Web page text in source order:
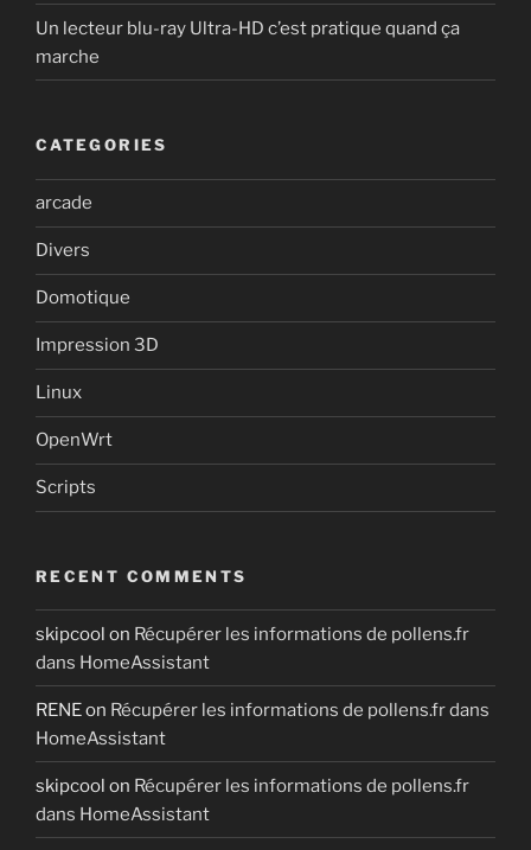
Un lecteur blu-ray Ultra-HD c’est pratique quand ça
marche
CATEGORIES
arcade
Divers
Domotique
Impression 3D
Linux
OpenWrt
Scripts
RECENT COMMENTS
skipcool on Récupérer les informations de pollens.fr
dans HomeAssistant
RENEon Récupérer les informations de pollens.fr dans
HomeAssistant
skipcool on Récupérer les informations de pollens.fr
dans HomeAssistant